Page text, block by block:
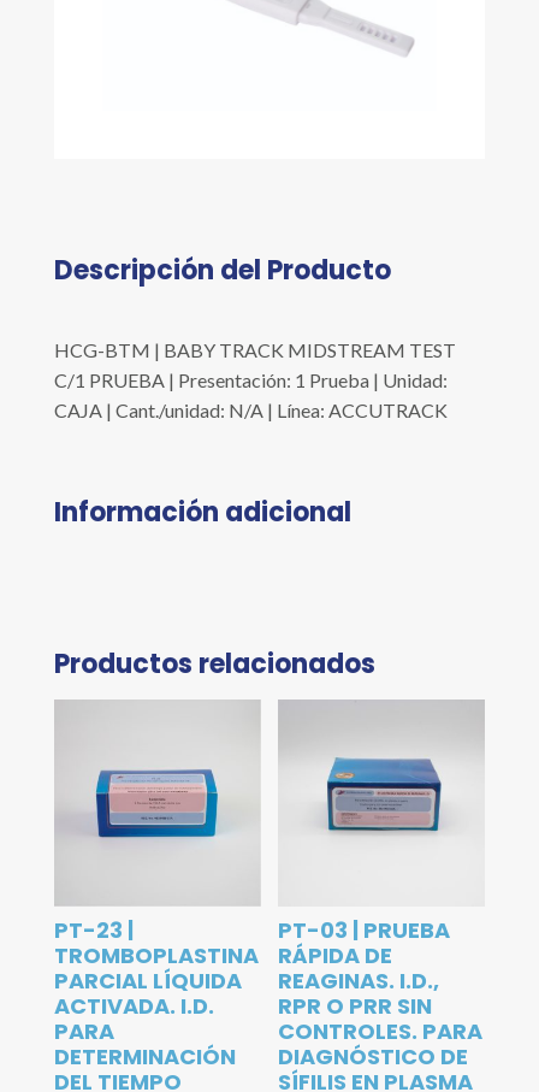
Descripción del Producto
HCG-BTM | BABY TRACK MIDSTREAM TEST
C/1 PRUEBA | Presentación: 1 Prueba | Unidad:
CAJA | Cant./unidad: N/A | Línea: ACCUTRACK
Información adicional
Productos relacionados
PT-23 |
TROMBOPLASTINA
PARCIAL LÍQUIDA
ACTIVADA. I.D.
PARA
DETERMINACIÓN
DEL TIEMPO
PT-03 | PRUEBA
RÁPIDA DE
REAGINAS. I.D.,
RPR O PRR SIN
CONTROLES. PARA
DIAGNÓSTICO DE
SÍFILIS EN PLASMA